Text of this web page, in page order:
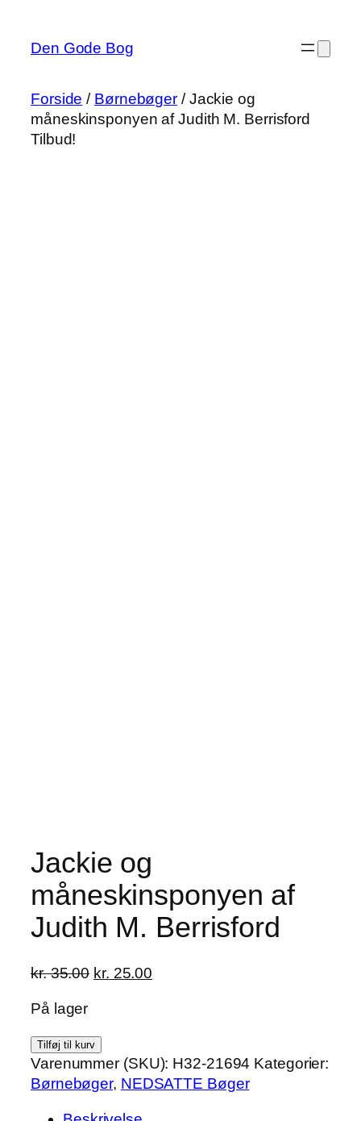
indhold
Den Gode Bog
Forside / Børnebøger / Jackie og
måneskinsponyen af Judith M. Berrisford
Tilbud!
Jackie og
måneskinsponyen af
Judith M. Berrisford
kr.35.00 Den
var:
kr. 35.00.
kr. 25.00
kr. 25.00.
På lager
Jackie
og
måneskinsponyen
Tilføj til kurv
Varenummer (SKU): H32-21694 Kategorier:
Børnebøger, NEDSATTE Bøger